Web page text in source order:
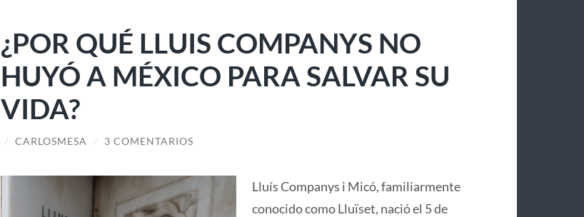
¿POR QUÉ LLUIS COMPANYS NO
HUYÓ A MÉXICO PARA SALVAR SU
VIDA?
/ CARLOSMESA / 3 COMENTARIOS
Lluís Companys i Micó, familiarmente
conocido como Lluïset, nació el 5 de